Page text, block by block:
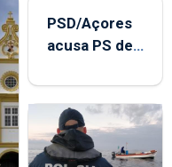
PSD/Açores
acusa PS de
contraditória"
sobre
evolução
turística